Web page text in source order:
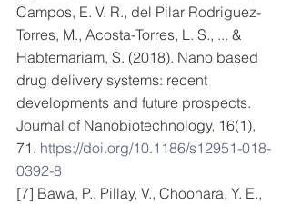
Campos, E. V. R., del Pilar Rodriguez-
Torres, M., Acosta-Torres, L. S., ... &
Habtemariam, S. (2018). Nano based
drug delivery systems: recent
developments and future prospects.
Journal of Nanobiotechnology, 16(1),
71. https://doi.org/10.1186/s12951-018-
0392-8
[7] Bawa, P., Pillay, V., Choonara, Y. E.,